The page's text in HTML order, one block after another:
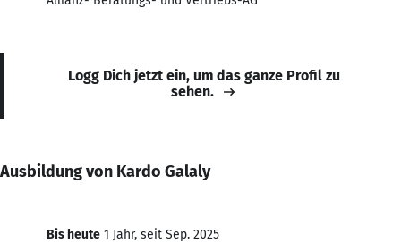
Logg Dich jetzt ein, um das ganze Profil zu
sehen.
Ausbildung von Kardo Galaly
Bis heute 1 Jahr, seit Sep. 2025